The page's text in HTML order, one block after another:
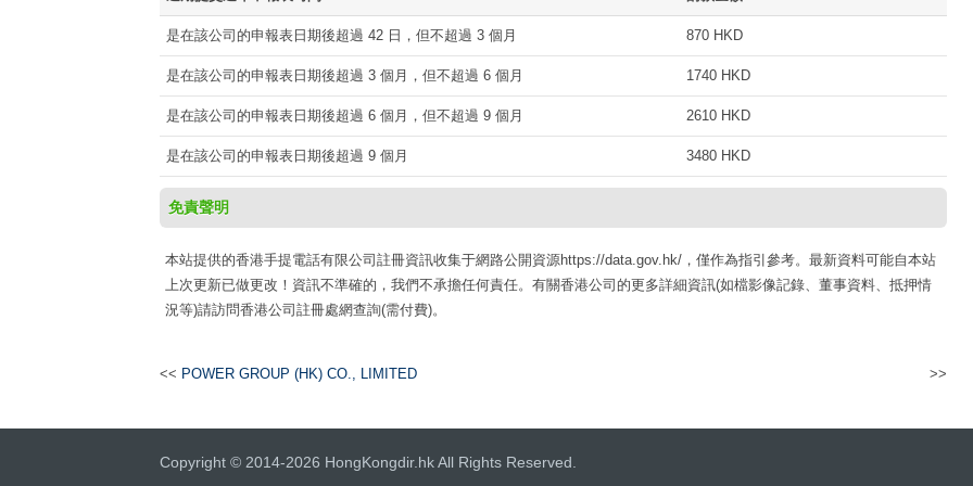
是在該公司的申報表日期後超過 42 日，但不超過 3 個月 870 HKD
是在該公司的申報表日期後超過 3 個月，但不超過 6 個月 1740 HKD
是在該公司的申報表日期後超過 6 個月，但不超過 9 個月 2610 HKD
是在該公司的申報表日期後超過 9 個月 3480 HKD
免責聲明
本站提供的香港手提電話有限公司註冊資訊收集于網路公開資源https://data.gov.hk/，僅作為指引參考。最新資料可能自本站
上次更新已做更改！資訊不準確的，我們不承擔任何責任。有關香港公司的更多詳細資訊(如檔影像記錄、董事資料、抵押情
況等)請訪問香港公司註冊處網查詢(需付費)。
<< POWER GROUP (HK) CO., LIMITED >>
Copyright © 2014-2026 HongKongdir.hk All Rights Reserved.